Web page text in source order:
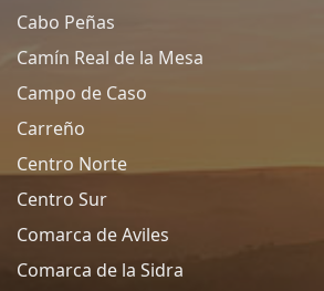
Cabo Peñas
Camín Real de la Mesa
Campo de Caso
Carreño
Centro Norte
Centro Sur
Comarca de Aviles
Comarca de la Sidra